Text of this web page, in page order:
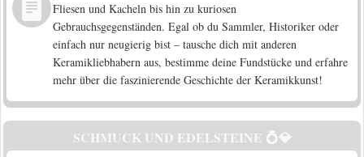
Fliesen und Kacheln bis hin zu kuriosen
Gebrauchsgegenständen. Egal ob du Sammler, Historiker oder
einfach nur neugierig bist – tausche dich mit anderen
Keramikliebhabern aus, bestimme deine Fundstücke und erfahre
mehr über die faszinierende Geschichte der Keramikkunst!
SCHMUCK UND EDELSTEINE 💍💎